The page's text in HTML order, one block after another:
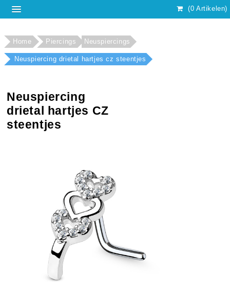
(0 Artikelen)
Home Piercings Neuspiercings
Neuspiercing drietal hartjes cz steentjes
Neuspiercing
drietal hartjes CZ
steentjes